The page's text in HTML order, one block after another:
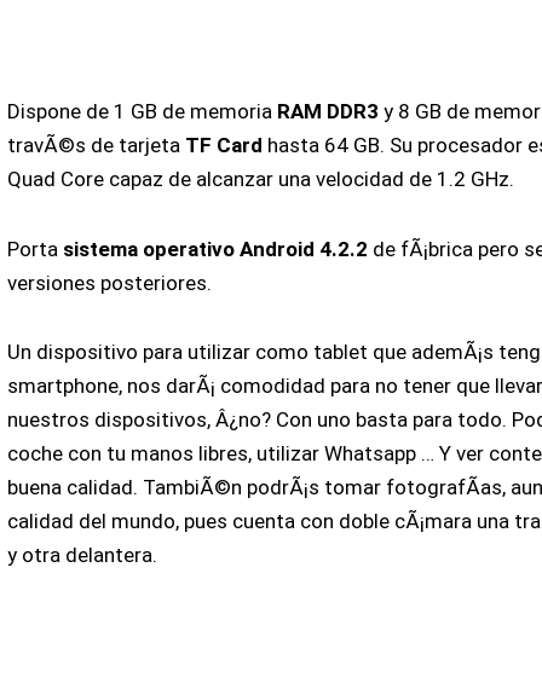
Dispone de 1 GB de memoria RAM DDR3 y 8 GB de
travÃ©s de tarjeta TF Card hasta 64 GB. Su procesador
Quad Core capaz de alcanzar una velocidad de 1.2 GHz.
Porta sistema operativo Android 4.2.2 de fÃ¡brica pero
versiones posteriores.
Un dispositivo para utilizar como tablet que ademÃ¡s
smartphone, nos darÃ¡ comodidad para no tener que
nuestros dispositivos, Â¿no? Con uno basta para todo.
coche con tu manos libres, utilizar Whatsapp … Y ver
buena calidad. TambiÃ©n podrÃ¡s tomar fotografÃ­as,
calidad del mundo, pues cuenta con doble cÃ¡mara una
y otra delantera.